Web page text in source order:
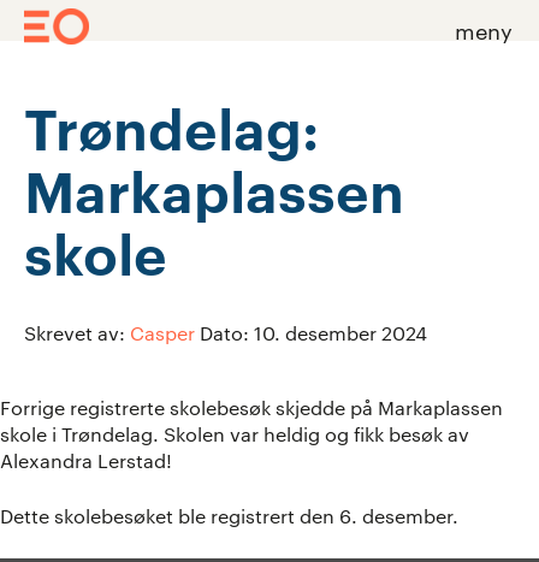
content
meny
Trøndelag:
Markaplassen
skole
Skrevet av: Casper Dato: 10. desember 2024
Forrige registrerte skolebesøk skjedde på Markaplassen
skole i Trøndelag. Skolen var heldig og fikk besøk av
Alexandra Lerstad!
Dette skolebesøket ble registrert den 6. desember.